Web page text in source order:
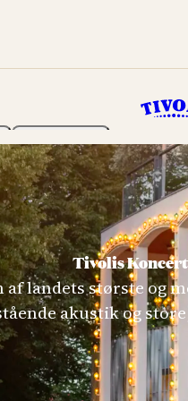
Program
Tivolis
landets største og
akustik og